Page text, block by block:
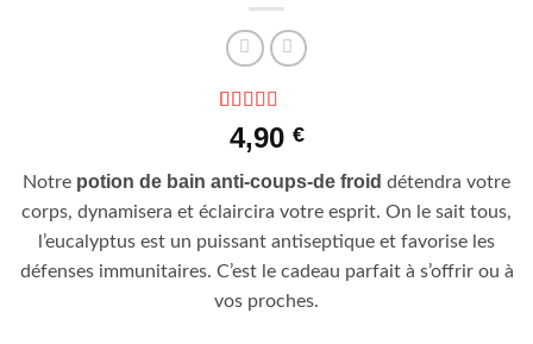
Noté5sur 5
basé sur
client
4,90 €
Notre potion de bain anti-coups-de froid détendra votre
corps, dynamisera et éclaircira votre esprit. On le sait tous,
l’eucalyptus est un puissant antiseptique et favorise les
défenses immunitaires. C’est le cadeau parfait à s’offrir ou à
vos proches.